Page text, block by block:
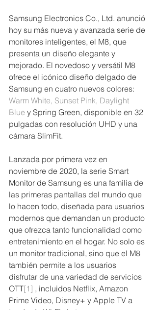
Samsung Electronics Co., Ltd. anunció
hoy su más nueva y avanzada serie de
monitores inteligentes, el M8, que
presenta un diseño elegante y
mejorado. El novedoso y versátil M8
ofrece el icónico diseño delgado de
Samsung en cuatro nuevos colores:
Warm White, Sunset Pink, Daylight
Blue y Spring Green, disponible en 32
pulgadas con resolución UHD y una
cámara SlimFit.
Lanzada por primera vez en
noviembre de 2020, la serie Smart
Monitor de Samsung es una familia de
las primeras pantallas del mundo que
lo hacen todo, diseñada para usuarios
modernos que demandan un producto
que ofrezca tanto funcionalidad como
entretenimiento en el hogar. No solo es
un monitor tradicional, sino que el M8
también permite a los usuarios
disfrutar de una variedad de servicios
OTT[1] , incluidos Netflix, Amazon
Prime Video, Disney+ y Apple TV a